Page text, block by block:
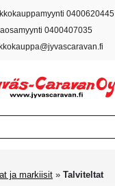
0400620445
0400407035
ja markiisit » Talviteltat